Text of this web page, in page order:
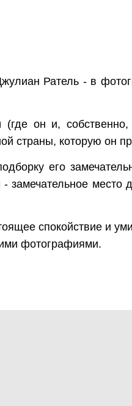
Ратель - в
он и,
страны, которую он
его
место
спокойствие и
фотографиями.